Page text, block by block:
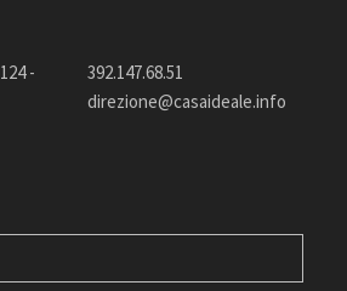
-
392.147.68.51
direzione@casaideale.info